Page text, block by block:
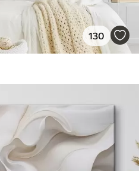
130